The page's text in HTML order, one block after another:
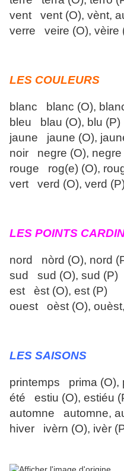
vent vent (O), vènt,
verre veire (O), vèire
LES COULEURS
blanc blanc (O),
bleu blau (O), blu (P)
jaune jaune (O),
noir negre (O), negre
rouge rog(e) (O),
vert verd (O), verd (P)
LES POINTS
nord nòrd (O), nord
sud sud (O), sud (P)
est èst (O), est (P)
ouest oèst (O),
LES SAISONS
printemps prima (O),
été estiu (O), estiéu
automne automne,
hiver ivèrn (O), ivèr